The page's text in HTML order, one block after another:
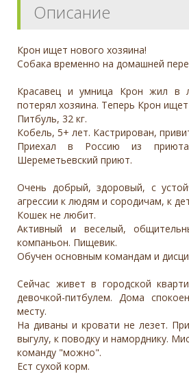
Описание
Крон ищет нового хозяина!
Собака временно на домашней
Красавец и умница Крон жил в
потерял хозяина. Теперь Крон
Питбуль, 32 кг.
Кобель, 5+ лет. Кастрирован,
Приехал в Россию из
Шереметьевский приют.
Очень добрый, здоровый, с
агрессии к людям и сородичам, к
Кошек не любит.
Активный и веселый,
компаньон. Пищевик.
Обучен основным командам и
Сейчас живет в городской
девочкой-питбулем. Дома
месту.
На диваны и кровати не лезет.
выгулу, к поводку и наморднику.
команду "можно".
Ест сухой корм.